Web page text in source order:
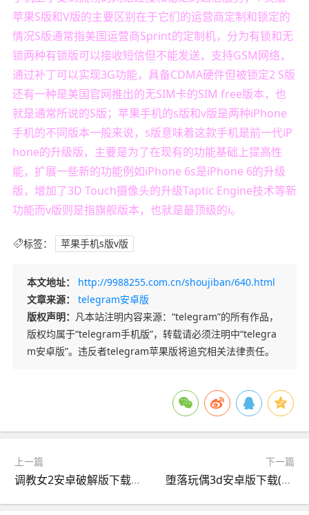
苹果S版和V版的主要区别在于它们的运营商定制和锁定的
情况S版通常指美国运营商Sprint的定制机，分为有锁和无
锁两种有锁版可以接收短信但不能发送，支持GSM网络，
通过补丁可以实现3G功能，具备CDMA硬件但被锁定2 S版
还有一种是美国官网推出的无SIM卡的SIM free版本，也
就是通常所说的S版；苹果手机的s版和v版是两种iPhone
手机的不同版本一般来说，s版意味着这款手机是前一代iP
hone的升级版，主要是为了在现有的功能基础上提高性
能，扩展一些新的功能例如iPhone 6s是iPhone 6的升级
版，增加了3D Touch摄像头的升级Taptic Engine技术等新
功能而v版则是指旗舰版本，也就是最顶级的i。
标签： 苹果手机s版v版
本文地址：
http://9988255.com.cn/shoujiban/640.html
文章来源：
telegram安卓版
版权声明： 凡本站注明内容来源：“telegram”的所有作品，
版权均属于“telegram手机版”，转载请必须注明中“telegra
m安卓版”。违反者telegram苹果版将追究相关法律责任。
上一篇
调教女2安卓破解版下载(调教女2安卓破解版下载安装)
下一篇
堕落玩偶3d安卓版下载(堕落玩偶3d安卓版下载中文)